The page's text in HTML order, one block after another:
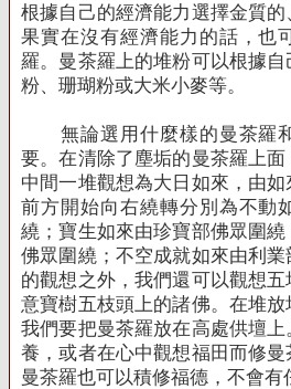
根據自己的經濟能力選擇金質
果實在沒有經濟能力的話，也
羅。曼茶羅上的堆粉可以根據
粉、珊瑚粉或大米小麥等。
無論選用什麼樣的曼茶羅
要。在清除了塵垢的曼茶羅上面
中間一堆觀想為大日如來，由
前方開始向右繞轉分別為不動
繞；寶生如來由珍寶部佛眾圍
佛眾圍繞；不空成就如來由利
的觀想之外，我們還可以觀想
意寶樹五枝頭上的諸佛。在堆放
我們要把曼茶羅放在高處供壇
養，或者在心中觀想福田而修
曼茶羅也可以積修福德，不會有